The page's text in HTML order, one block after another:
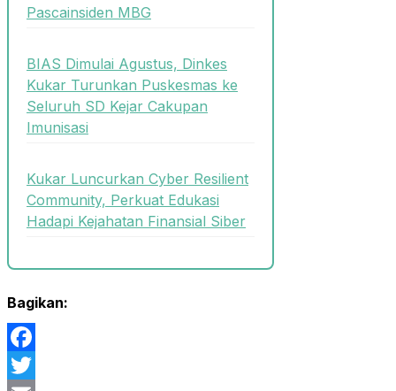
Pascainsiden MBG
BIAS Dimulai Agustus, Dinkes
Kukar Turunkan Puskesmas ke
Seluruh SD Kejar Cakupan
Imunisasi
Kukar Luncurkan Cyber Resilient
Community, Perkuat Edukasi
Hadapi Kejahatan Finansial Siber
Bagikan:
Facebook